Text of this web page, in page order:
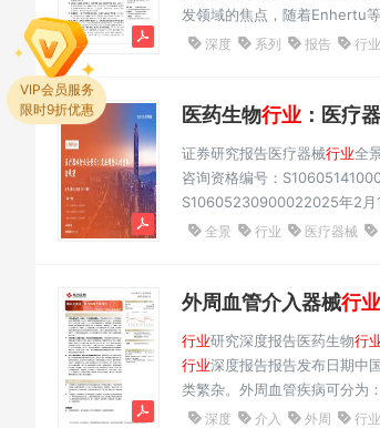
发领域的焦点，随着Enhertu
药领域的创新能力和政策支
深度 系列 报告 行业
医药生物行业 ：医疗
证券研究报告医疗器械行业全
咨询资格编号：
S10605230900022025年2月
02医疗器械资本市场表现03医
全景 行业 医疗器械
外周血管介入器械行业
行业研究深度报告医药生物行
行业深度报告报告发布日期中
类繁杂。外周血管疾病可分为
国外周动脉疾病患者约有
深度 介入 外周 行业
VIP会员服务
限时9折优惠